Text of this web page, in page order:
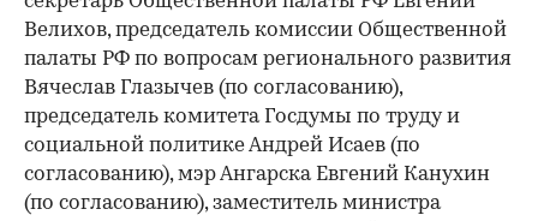
Велихов, председатель комиссии Общественной
палаты РФ по вопросам регионального развития
Вячеслав Глазычев (по согласованию),
председатель комитета Госдумы по труду и
социальной политике Андрей Исаев (по
согласованию), мэр Ангарска Евгений Канухин
(по согласованию), заместитель министра